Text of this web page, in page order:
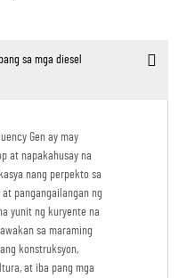
sa mga diesel
Gen ay may
at napakahusay na
nang perpekto sa
pangangailangan ng
yunit ng kuryente na
sa maraming
konstruksyon,
at iba pang mga